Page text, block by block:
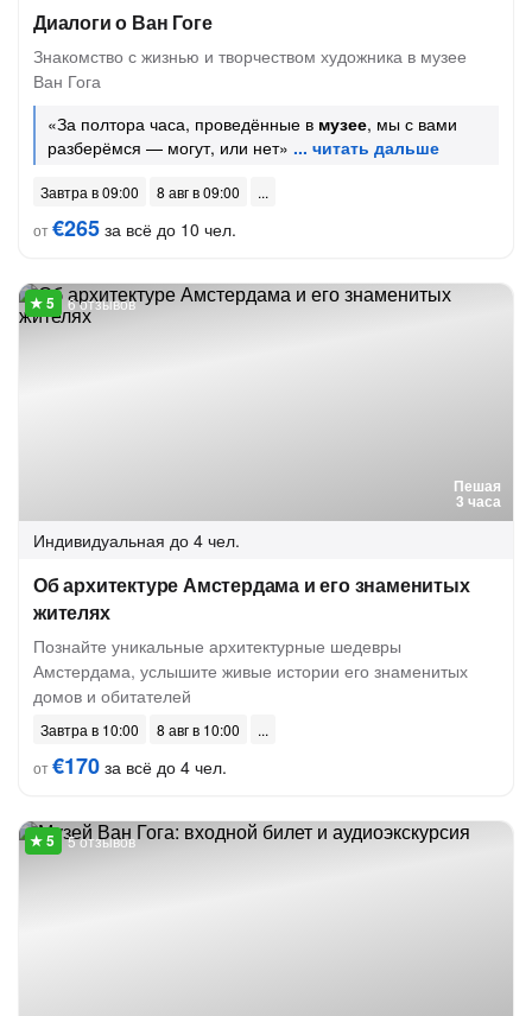
Диалоги о Ван Гоге
Знакомство с жизнью и творчеством художника в музее
Ван Гога
«За полтора часа, проведённые в музее, мы с вами
разберёмся — могут, или нет»
Завтра в 09:00
8 авг в 09:00
от€265 за всё до 10 чел.
Пешая
3 часа
6 отзывов
Индивидуальная до 4 чел.
Об архитектуре Амстердама и его знаменитых
жителях
Познайте уникальные архитектурные шедевры
Амстердама, услышите живые истории его знаменитых
домов и обитателей
Завтра в 10:00
8 авг в 10:00
от€170 за всё до 4 чел.
5 отзывов